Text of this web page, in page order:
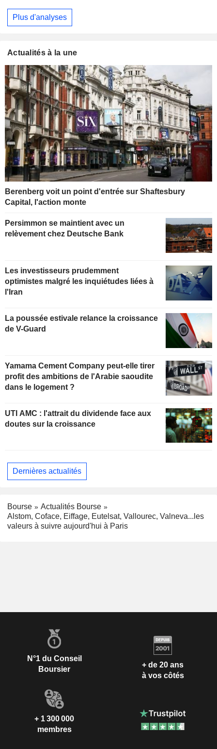
Plus d'analyses
Actualités à la une
Berenberg voit un point d'entrée sur Shaftesbury
Capital, l'action monte
Persimmon se maintient avec un
relèvement chez Deutsche Bank
Les investisseurs prudemment
optimistes malgré les inquiétudes liées à
l'Iran
La poussée estivale relance la croissance
de V-Guard
Yamama Cement Company peut-elle tirer
profit des ambitions de l'Arabie saoudite
dans le logement ?
UTI AMC : l'attrait du dividende face aux
doutes sur la croissance
Dernières actualités
Bourse
Actualités Bourse
Alstom, Coface, Eiffage, Eutelsat, Vallourec, Valneva...les
valeurs à suivre aujourd'hui à Paris
N°1 du Conseil
Boursier
+ de 20 ans
à vos côtés
+ 1 300 000
membres